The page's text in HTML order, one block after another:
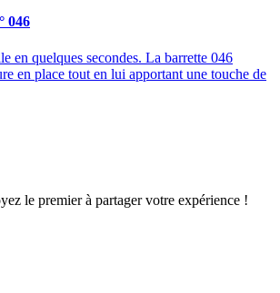
046
en quelques secondes. La barrette 046
en place tout en lui apportant une touche de
le premier à partager votre expérience !